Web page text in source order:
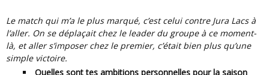
Le match qui m’a le plus marqué, c’est celui contre Jura Lacs à
l’aller. On se déplaçait chez le leader du groupe à ce moment-
là, et aller s’imposer chez le premier, c’était bien plus qu’une
simple victoire.
Quelles sont tes ambitions personnelles pour la saison